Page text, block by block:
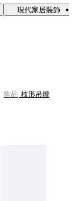
現代家居裝飾
物品 枝形吊燈